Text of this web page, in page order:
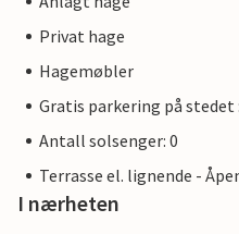
Privat hage
Hagemøbler
Gratis parkering på stedet
Antall solsenger: 0
Terrasse el. lignende -
I nærheten